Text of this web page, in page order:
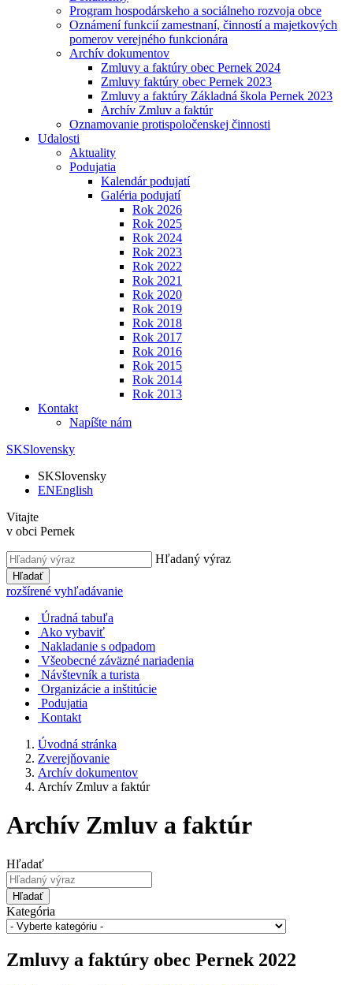
Program hospodárskeho a sociálneho rozvoja obce
Oznámení funkcií zamestnaní, činností a majetkových
pomerov verejného funkcionára
Archív dokumentov
Zmluvy a faktúry obec Pernek 2024
Zmluvy faktúry obec Pernek 2023
Zmluvy a faktúry Základná škola Pernek 2023
Archív Zmluv a faktúr
Oznamovanie protispoločenskej činnosti
Udalosti
Aktuality
Podujatia
Kalendár podujatí
Galéria podujatí
Rok 2026
Rok 2025
Rok 2024
Rok 2023
Rok 2022
Rok 2021
Rok 2020
Rok 2019
Rok 2018
Rok 2017
Rok 2016
Rok 2015
Rok 2014
Rok 2013
Kontakt
Napíšte nám
SKSlovensky
SKSlovensky
ENEnglish
Vitajte
v obci Pernek
Hľadaný výraz
Hľadať
rozšírené vyhľadávanie
Úradná tabuľa
Ako vybaviť
Nakladanie s odpadom
Všeobecné záväzné nariadenia
Návštevník a turista
Organizácie a inštitúcie
Podujatia
Kontakt
Úvodná stránka
Zverejňovanie
Archív dokumentov
Archív Zmluv a faktúr
Archív Zmluv a faktúr
Hľadať
Hľadať
Kategória
Zmluvy a faktúry obec Pernek 2022